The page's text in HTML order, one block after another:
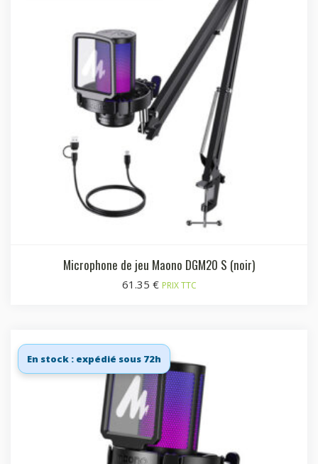
Microphone de jeu Maono DGM20 S (noir)
61.35 € PRIX TTC
En stock : expédié sous 72h